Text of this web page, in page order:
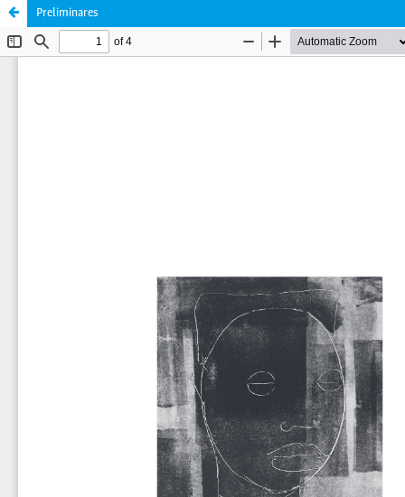
Preliminares